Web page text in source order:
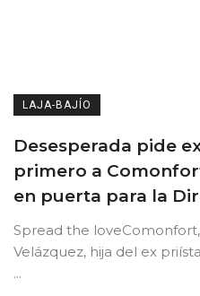
LAJA-BAJÍO
Desesperada pide
primero a
en puerta para la
Spread the
Velázquez, hija del ex
...